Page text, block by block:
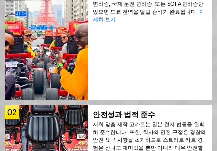
면허증, 국제 운전 면허증, 또는 SOFA 면허증만
있으면 도쿄 전역을 달릴 준비가 완료됩니다! 자
세히 보기
02 안전성과 법적 준수
저희 맞춤 제작 고카트는 일본 현지 법률을 완벽
히 준수합니다. 또한, 회사의 안전 규정은 경찰의
안전 요구 사항을 초과하므로 스트리트 카트 경
험은 신나고 재미있을 뿐만 아니라 매우 안전합